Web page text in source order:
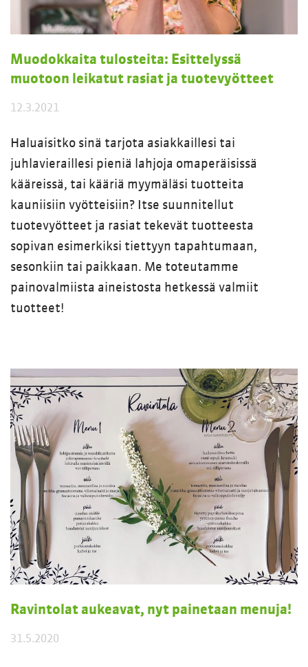
Muodokkaita tulosteita: Esittelyssä
muotoon leikatut rasiat ja tuotevyötteet
12.3.2021
Haluaisitko sinä tarjota asiakkaillesi tai
juhlavieraillesi pieniä lahjoja omaperäisissä
kääreissä, tai kääriä myymäläsi tuotteita
kauniisiin vyötteisiin? Itse suunnitellut
tuotevyötteet ja rasiat tekevät tuotteesta
sopivan esimerkiksi tiettyyn tapahtumaan,
sesonkiin tai paikkaan. Me toteutamme
painovalmiista aineistosta hetkessä valmiit
tuotteet!
Ravintolat aukeavat, nyt painetaan menuja!
31.5.2020